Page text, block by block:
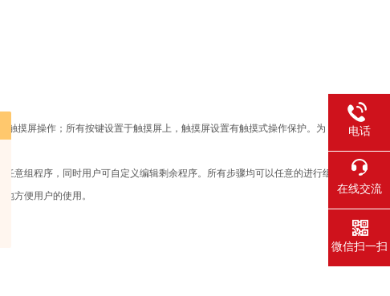
摸屏操作；所有按键设置于触摸屏上，触摸屏设置有触摸式操作保护。为
意组程序，同时用户可自定义编辑剩余程序。所有步骤均可以任意的进行组
方便用户的使用。
电话
在线交流
微信扫一扫